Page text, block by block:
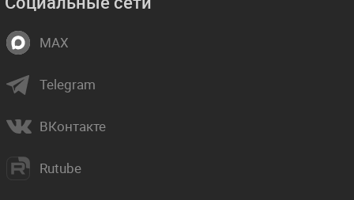
MAX
Telegram
ВКонтакте
Rutube